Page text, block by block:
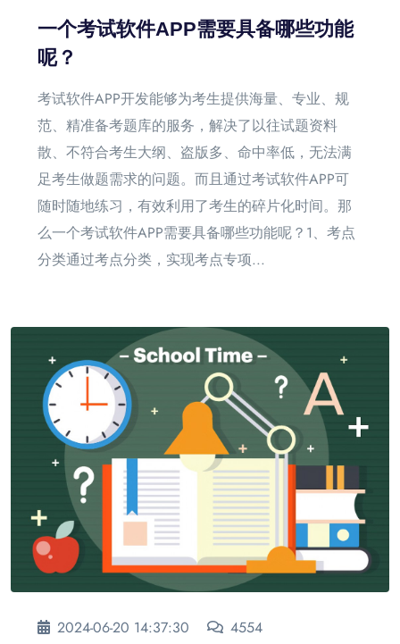
一个考试软件APP需要具备哪些功能
呢？
考试软件APP开发能够为考生提供海量、专业、规
范、精准备考题库的服务，解决了以往试题资料
散、不符合考生大纲、盗版多、命中率低，无法满
足考生做题需求的问题。而且通过考试软件APP可
随时随地练习，有效利用了考生的碎片化时间。那
么一个考试软件APP需要具备哪些功能呢？1、考点
分类通过考点分类，实现考点专项...
2024-06-20 14:37:30 4554